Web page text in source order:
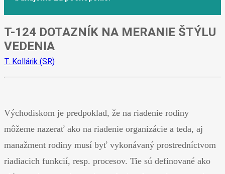
T-124 DOTAZNÍK NA MERANIE ŠTÝLU
VEDENIA
T. Kollárik (SR)
Východiskom je predpoklad, že na riadenie rodiny
môžeme nazerať ako na riadenie organizácie a teda, aj
manažment rodiny musí byť vykonávaný prostredníctvom
riadiacich funkcií, resp. procesov. Tie sú definované ako